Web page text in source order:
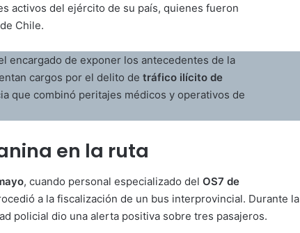
activos del ejército de su país, quienes fueron
Chile.
encargado de exponer los antecedentes de la
cargos por el delito de tráfico ilícito de
que combinó peritajes médicos y operativos de
en la ruta
, cuando personal especializado del OS7 de
a la fiscalización de un bus interprovincial. Durante la
policial dio una alerta positiva sobre tres pasajeros.